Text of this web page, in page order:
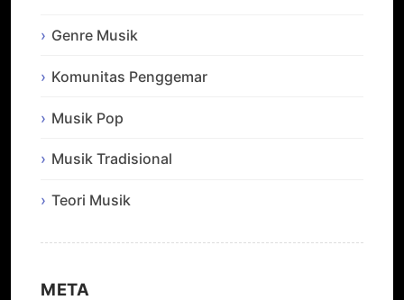
Genre Musik
Komunitas Penggemar
Musik Pop
Musik Tradisional
Teori Musik
META